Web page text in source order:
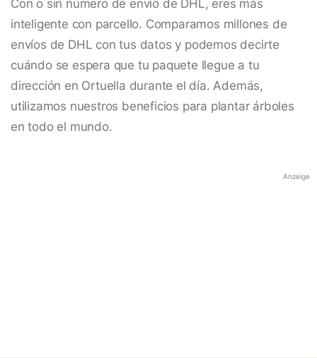
Con o sin número de envío de DHL, eres más
inteligente con parcello. Comparamos millones de
envíos de DHL con tus datos y podemos decirte
cuándo se espera que tu paquete llegue a tu
dirección en Ortuella durante el día. Además,
utilizamos nuestros beneficios para plantar árboles
en todo el mundo.
Anzeige